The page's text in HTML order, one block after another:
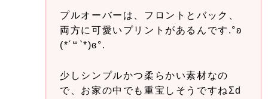
プルオーバーは、フロントとバック、
両方に可愛いプリントがあるんです.°ʚ
(*´꒳`*)ɞ°.
少しシンプルかつ柔らかい素材なの
で、お家の中でも重宝しそうですねΣd